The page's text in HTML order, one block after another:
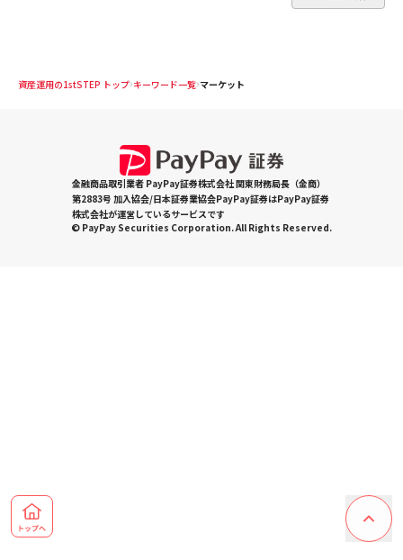
資産運用の1stSTEP トップ キーワード一覧 マーケット
金融商品取引業者 PayPay証券株式会社 関東財務局長（金商）
第2883号 加入協会/日本証券業協会PayPay証券はPayPay証券
株式会社が運営しているサービスです
© PayPay Securities Corporation. All Rights Reserved.